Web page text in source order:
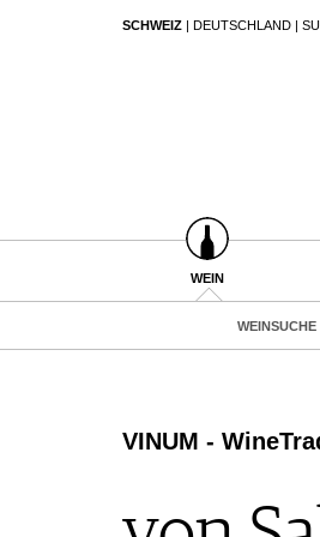
WINZER
WEINE DES MONATS
TRINKREIFETABELLE
WEINREGIONEN
AWARDS
ESSEN & TRINKEN
SCHWEIZ | DEUTSCHLAND |
WEIN
WEINSUCHE
VINUM -